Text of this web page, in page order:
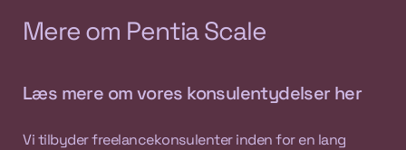
Mere om Pentia Scale
Læs mere om vores konsulentydelser her
Vi tilbyder freelancekonsulenter inden for en lang